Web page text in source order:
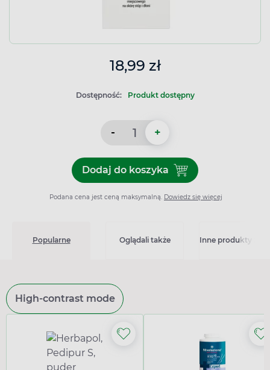
18,99 zł
Dostępność: Produkt dostępny
- +
Dodaj do koszykaDodaj do koszyka
Podana cena jest ceną maksymalną. Dowiedz się więcej
Popularne Oglądali także Inne produkty z
High-contrast mode